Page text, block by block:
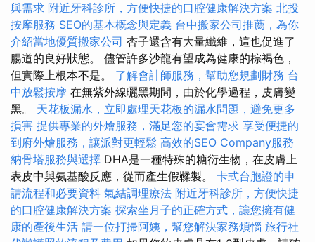
與需求 附近牙科診所，方便快捷的口腔健康解決方案 北投
按摩服務 SEO的基本概念與定義 台中搬家公司推薦，為你
介紹當地優質搬家公司 杏子還含有大量纖維，這也促進了
腸道的良好狀態。 儘管許多沙龍有望成為健康的棕褐色，
但實際上根本不是。 了解會計師服務，幫助您規劃財務 台
中放鬆按摩 在無紫外線曬黑期間，由於化學過程，皮膚變
黑。 天花板漏水，立即處理天花板的漏水問題，避免更多
損害 提供專業的外燴服務，滿足您的宴會需求 享受便捷的
到府外燴服務，讓派對更輕鬆 高效的SEO Company服務
納骨塔服務與選擇 DHA是一種特殊的糖衍生物，在皮膚上
表皮中與氨基酸反應，從而產生假鞣製。 卡式台胞證的申
請流程和必要資料 氣結調理療法 附近牙科診所，方便快捷
的口腔健康解決方案 探索坐月子的正確方式，讓您擁有健
康的產後生活 請一位打掃阿姨，幫您解決家務煩惱 旅行社